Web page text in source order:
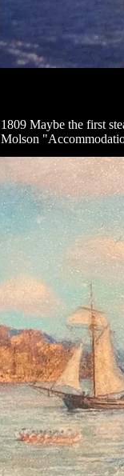
1809 Maybe the first
Molson